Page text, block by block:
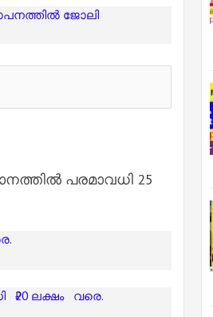
ജോലി
പരമാവധി 25
₹20 ലക്ഷം വരെ.